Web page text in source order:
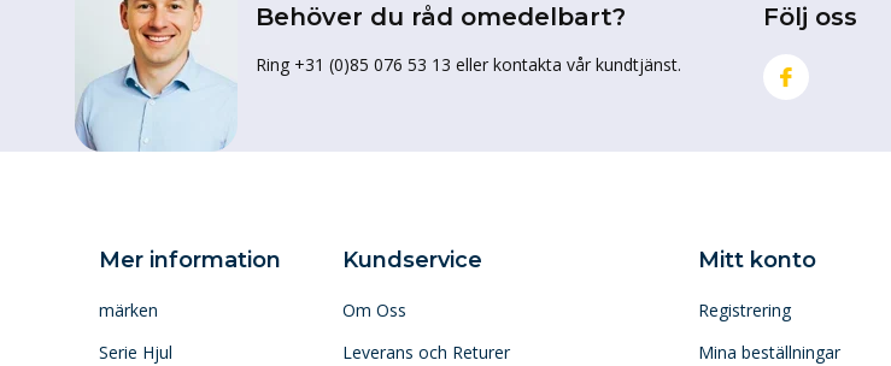
Behöver du råd omedelbart?
Ring +31 (0)85 076 53 13 eller kontakta vår kundtjänst.
Följ oss
Mer information
märken
Serie Hjul
Kundservice
Om Oss
Leverans och Returer
Mitt konto
Registrering
Mina beställningar